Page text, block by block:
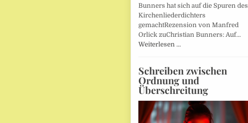
Bunners hat sich auf die Spuren des
Kirchenliederdichters
gemachtRezension von Manfred
Orlick zuChristian Bunners: Auf…
Weiterlesen …
Schreiben zwischen
Ordnung und
Überschreitung